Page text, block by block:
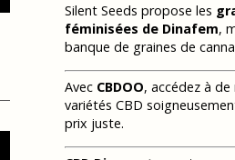
Silent Seeds propose les
féminisées de Dinafem,
banque de graines de
Avec CBDOO, accédez à
variétés CBD
prix juste.